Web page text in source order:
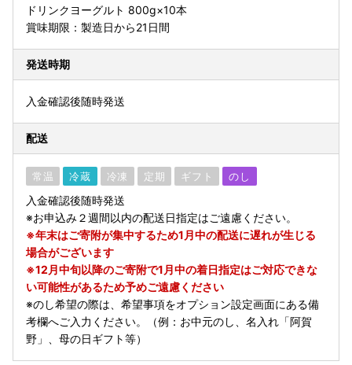
ドリンクヨーグルト 800g×10本
賞味期限：製造日から21日間
発送時期
入金確認後随時発送
配送
常温 冷蔵 冷凍 定期 ギフト のし
入金確認後随時発送
※お申込み２週間以内の配送日指定はご遠慮ください。
※年末はご寄附が集中するため1月中の配送に遅れが生じる
場合がございます
※12月中旬以降のご寄附で1月中の着日指定はご対応できな
い可能性があるため予めご遠慮ください
※のし希望の際は、希望事項をオプション設定画面にある備
考欄へご入力ください。（例：お中元のし、名入れ「阿賀
野」、母の日ギフト等）